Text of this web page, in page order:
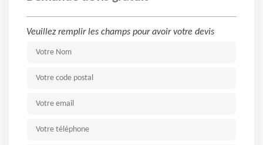
Veuillez remplir les champs pour avoir votre devis